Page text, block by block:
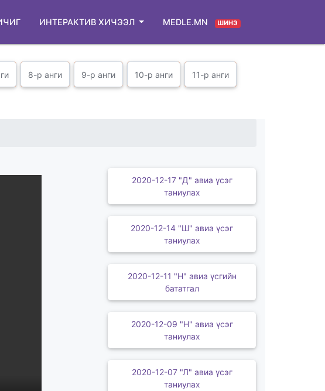
ИНТЕРАКТИВ ХИЧЭЭЛ MEDLE.MN ШИНЭ
8-р анги 9-р анги 10-р анги 11-р анги
2020-12-17 "Д" авиа үсэг
таниулах
2020-12-14 "Ш" авиа үсэг
таниулах
2020-12-11 "Н" авиа үсгийн
бататгал
2020-12-09 "Н" авиа үсэг
таниулах
2020-12-07 "Л" авиа үсэг
таниулах